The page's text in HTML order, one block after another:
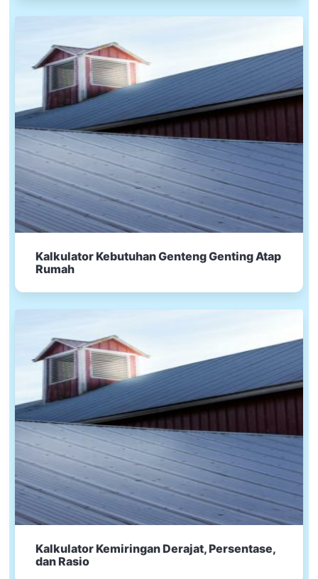
Kalkulator Kebutuhan Genteng Genting Atap
Rumah
Kalkulator Kemiringan Derajat, Persentase,
dan Rasio